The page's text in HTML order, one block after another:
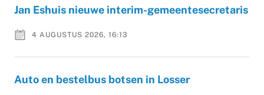
Jan Eshuis nieuwe interim-gemeentesecretaris
4 AUGUSTUS 2026, 16:13
Auto en bestelbus botsen in Losser